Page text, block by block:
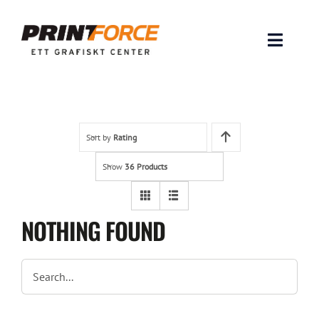
content
Toggle
INSPIRATION
Om oss
Sort by Rating
Show 36 Products
NOTHING FOUND